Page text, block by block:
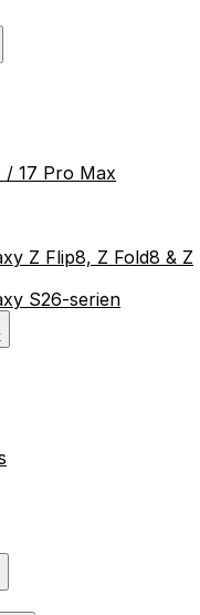
INDHOLD
/ 17 Pro Max
Z Flip8, Z Fold8 & Z
S26-serien